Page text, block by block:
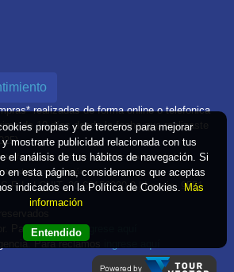
realizadas de forma online o telefonica
de 10 días desde la fecha que realizaste
tarifas aéreas se rigen por política tarifaria de la
de la contratación
| CUIT: 30-69156900-0 | Legajo: 9551
Para reclamos ingrese aquí
Para reclamos
propias y de terceros para mejorar
mostrarte publicidad relacionada con tus
el análisis de tus hábitos de navegación. Si
en esta página, consideramos que aceptas
indicados en la Política de Cookies. Más
información
Entendido